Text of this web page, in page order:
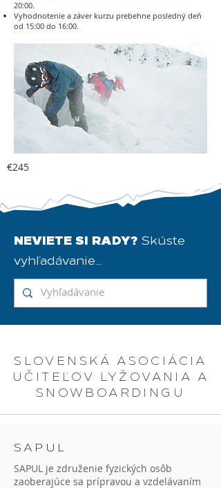
20:00.
Vyhodnotenie a záver kurzu prebehne posledný deň
od 15:00 do 16:00.
€245
NEVIETE SI RADY? Skúste
vyhľadávanie...
SLOVENSKÁ ASOCIÁCIA
UČITEĽOV LYŽOVANIA A
SNOWBOARDINGU
SAPUL
SAPUL je združenie fyzických osôb
zaoberajúce sa prípravou a vzdelávaním